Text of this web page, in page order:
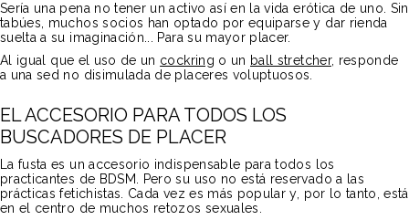
Sería una pena no tener un activo así en la vida erótica de uno. Sin
tabúes, muchos socios han optado por equiparse y dar rienda
suelta a su imaginación... Para su mayor placer.
Al igual que el uso de un cockring o un ball stretcher, responde
a una sed no disimulada de placeres voluptuosos.
EL ACCESORIO PARA TODOS LOS
BUSCADORES DE PLACER
La fusta es un accesorio indispensable para todos los
practicantes de BDSM. Pero su uso no está reservado a las
prácticas fetichistas. Cada vez es más popular y, por lo tanto, está
en el centro de muchos retozos sexuales.